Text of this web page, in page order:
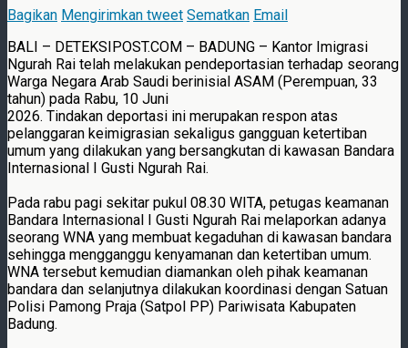
Bagikan Mengirimkan tweet Sematkan Email
BALI – DETEKSIPOST.COM – BADUNG – Kantor Imigrasi
Ngurah Rai telah melakukan pendeportasian terhadap seorang
Warga Negara Arab Saudi berinisial ASAM (Perempuan, 33
tahun) pada Rabu, 10 Juni
2026. Tindakan deportasi ini merupakan respon atas
pelanggaran keimigrasian sekaligus gangguan ketertiban
umum yang dilakukan yang bersangkutan di kawasan Bandara
Internasional I Gusti Ngurah Rai.
Pada rabu pagi sekitar pukul 08.30 WITA, petugas keamanan
Bandara Internasional I Gusti Ngurah Rai melaporkan adanya
seorang WNA yang membuat kegaduhan di kawasan bandara
sehingga mengganggu kenyamanan dan ketertiban umum.
WNA tersebut kemudian diamankan oleh pihak keamanan
bandara dan selanjutnya dilakukan koordinasi dengan Satuan
Polisi Pamong Praja (Satpol PP) Pariwisata Kabupaten
Badung.